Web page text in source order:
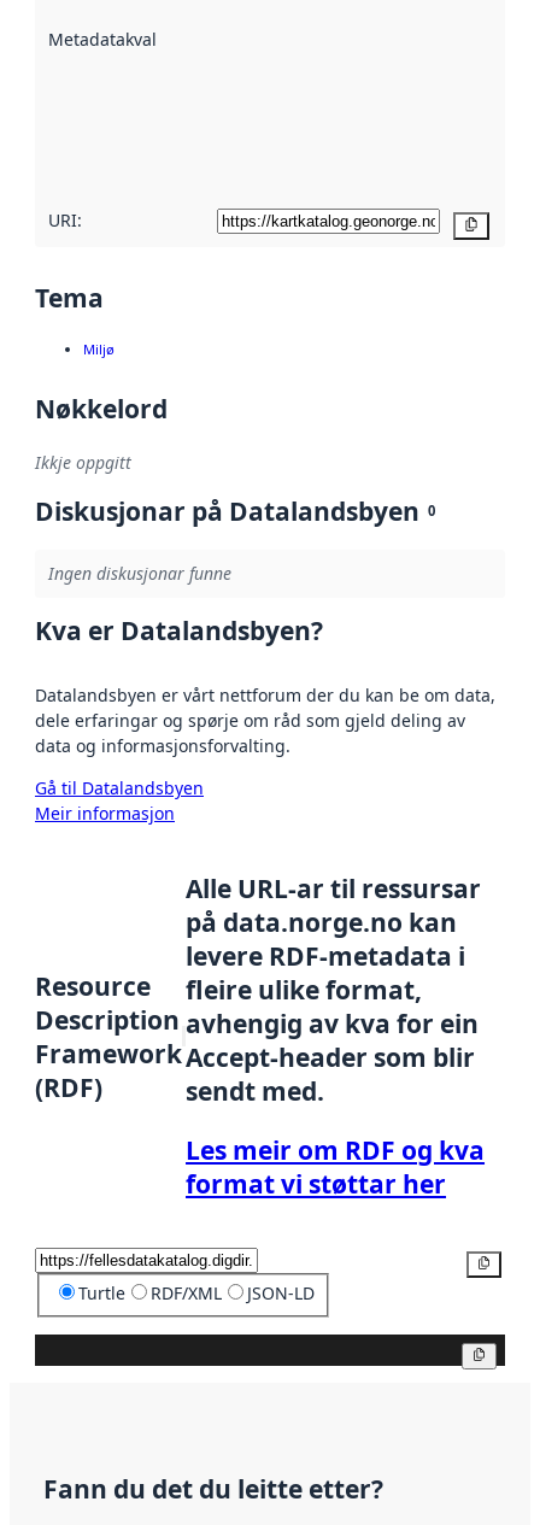
Metadatakvalitet
URI:
Tema
Miljø
Nøkkelord
Ikkje oppgitt
Diskusjonar på Datalandsbyen 0
Ingen diskusjonar funne
Kva er Datalandsbyen?
Datalandsbyen er vårt nettforum der du kan be om data,
dele erfaringar og spørje om råd som gjeld deling av
data og informasjonsforvalting.
Gå til Datalandsbyen
Meir informasjon
Resource
Description
Framework
(RDF)
Alle URL-ar til ressursar
på data.norge.no kan
levere RDF-metadata i
fleire ulike format,
avhengig av kva for ein
Accept-header som blir
sendt med.
Les meir om RDF og kva
format vi støttar her
Turtle RDF/XML JSON-LD
Fann du det du leitte etter?